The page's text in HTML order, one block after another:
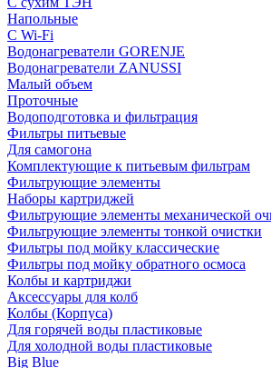
Напольные
С Wi-Fi
Водонагреватели GORENJE
Водонагреватели ZANUSSI
Малый объем
Проточные
Водоподготовка и фильтрация
Фильтры питьевые
Для самогона
Комплектующие к питьевым фильтрам
Фильтрующие элементы
Наборы картриджей
Фильтрующие элементы механической
Фильтрующие элементы тонкой очистки
Фильтры под мойку классические
Фильтры под мойку обратного осмоса
Колбы и картриджи
Аксессуары для колб
Колбы (Корпуса)
Для горячей воды пластиковые
Для холодной воды пластиковые
Big Blue